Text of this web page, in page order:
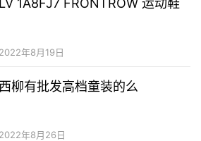
LV 1A8FJ7 FRONTROW 运动鞋
2022年8月19日
西柳有批发高档童装的么
2022年8月26日